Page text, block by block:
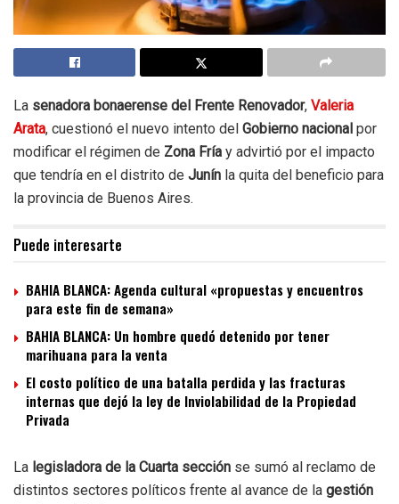
La senadora bonaerense del Frente Renovador, Valeria
Arata, cuestionó el nuevo intento del Gobierno nacional por
modificar el régimen de Zona Fría y advirtió por el impacto
que tendría en el distrito de Junín la quita del beneficio para
la provincia de Buenos Aires.
Puede interesarte
BAHIA BLANCA: Agenda cultural «propuestas y encuentros
para este fin de semana»
BAHIA BLANCA: Un hombre quedó detenido por tener
marihuana para la venta
El costo político de una batalla perdida y las fracturas
internas que dejó la ley de Inviolabilidad de la Propiedad
Privada
La legisladora de la Cuarta sección se sumó al reclamo de
distintos sectores políticos frente al avance de la gestión